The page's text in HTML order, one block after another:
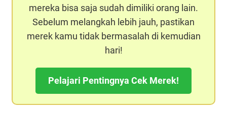
mereka bisa saja sudah dimiliki orang lain.
Sebelum melangkah lebih jauh, pastikan
merek kamu tidak bermasalah di kemudian
hari!
Pelajari Pentingnya Cek Merek!